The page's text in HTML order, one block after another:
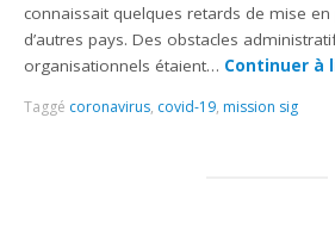
connaissait quelques retards de mise
d’autres pays. Des obstacles
organisationnels étaient… Continuer à
Taggé coronavirus, covid-19, mission sig